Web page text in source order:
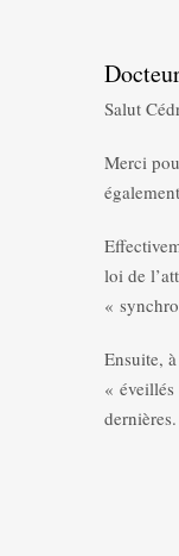
Salut
Merci
loi de
«
Ensuite,
« éveillés